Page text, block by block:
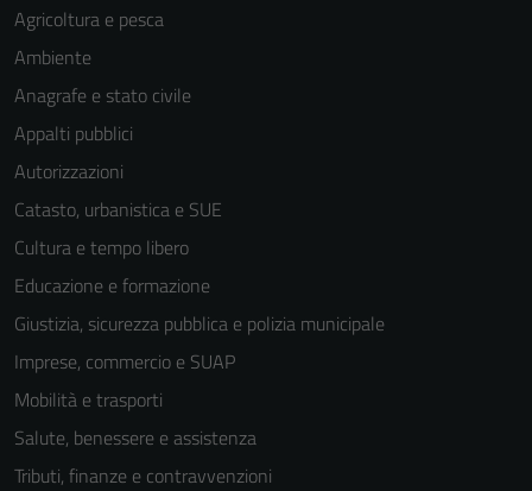
Agricoltura e pesca
Ambiente
Anagrafe e stato civile
Appalti pubblici
Autorizzazioni
Catasto, urbanistica e SUE
Cultura e tempo libero
Educazione e formazione
Giustizia, sicurezza pubblica e polizia municipale
Imprese, commercio e SUAP
Mobilità e trasporti
Salute, benessere e assistenza
Tributi, finanze e contravvenzioni